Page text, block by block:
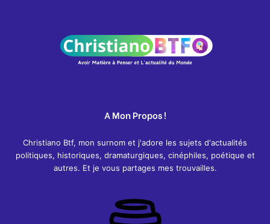
A Mon Propos !
Christiano Btf, mon surnom et j'adore les sujets d'actualités
politiques, historiques, dramaturgiques, cinéphiles, poétique et
autres. Et je vous partages mes trouvailles.